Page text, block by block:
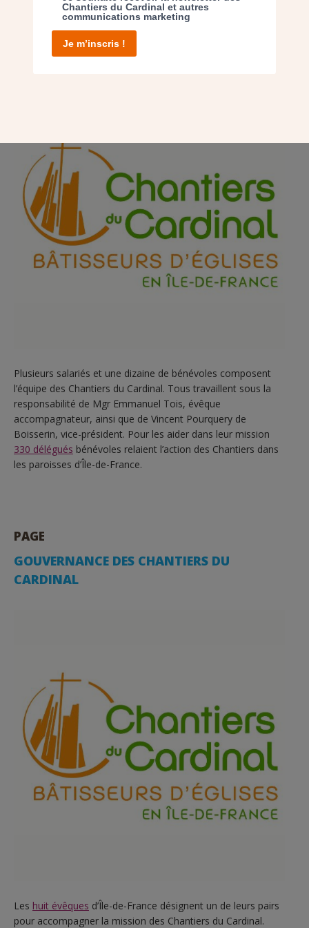
Plusieurs salariés et une dizaine de bénévoles composent
l’équipe des Chantiers du Cardinal. Tous travaillent sous la
responsabilité de Mgr Emmanuel Tois, évêque
accompagnateur, ainsi que de Vincent Pourquery de
Boisserin, vice-président. Pour les aider dans leur mission
330 délégués bénévoles relaient l’action des Chantiers dans
les paroisses d’Île-de-France.
PAGE
GOUVERNANCE DES CHANTIERS DU
CARDINAL
Les huit évêques d’Île-de-France désignent un de leurs pairs
pour accompagner la mission des Chantiers du Cardinal.
Chantiers du Cardinal et autres
communications marketing
Je m’inscris !